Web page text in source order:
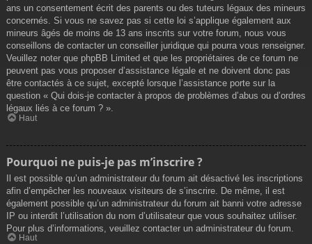
ans un consentement écrit des parents ou des tuteurs légaux des mineurs
concernés. Si vous ne savez pas si cette loi s’applique également aux
mineurs âgés de moins de 13 ans inscrits sur votre forum, nous vous
conseillons de contacter un conseiller juridique qui pourra vous renseigner.
Veuillez noter que phpBB Limited et que les propriétaires de ce forum ne
peuvent pas vous proposer d’assistance légale et ne doivent donc pas
être contactés à ce sujet, excepté lorsque l’assistance porte sur la
question « Qui dois-je contacter à propos de problèmes d’abus ou d’ordres
légaux liés à ce forum ? ».
Haut
Pourquoi ne puis-je pas m’inscrire ?
Il est possible qu’un administrateur du forum ait désactivé les inscriptions
afin d’empêcher les nouveaux visiteurs de s’inscrire. De même, il est
également possible qu’un administrateur du forum ait banni votre adresse
IP ou interdit l’utilisation du nom d’utilisateur que vous souhaitez utiliser.
Pour plus d’informations, veuillez contacter un administrateur du forum.
Haut